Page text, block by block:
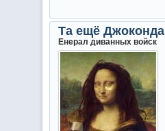
Та ещё Джоконда
Енерал диванных войск